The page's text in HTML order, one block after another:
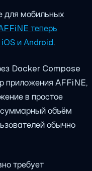
для мобильных
теперь
и Android.
Docker Compose
приложения AFFiNE,
в простое
объём
обычно
требует